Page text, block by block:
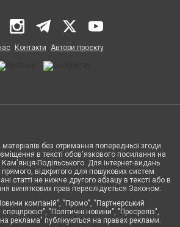
Контакти Автори проєкту
без отримання попередньої згоди
в тексті обов'язкового посилання на
Подільського. Для інтернет-видань
відкритого для пошукових систем
статті не нижче другого абзацу в тексті або в
виняткових прав переслідується Законом.
компаній", "Промо", "Партнерський
"Політичні новини", "Пресреліз",
реклама" публікуються на правах реклами.